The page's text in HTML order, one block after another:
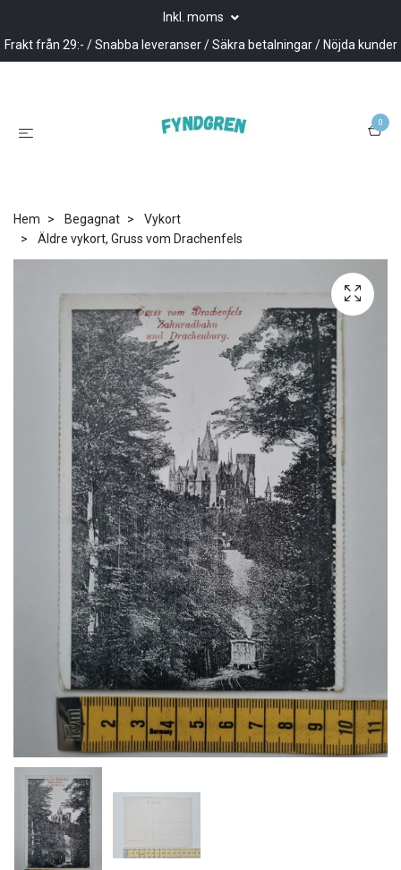
Inkl. moms
Frakt från 29:- / Snabba leveranser / Säkra betalningar / Nöjda kunder
0
Hem Begagnat
Vykort
Äldre vykort, Gruss vom Drachenfels